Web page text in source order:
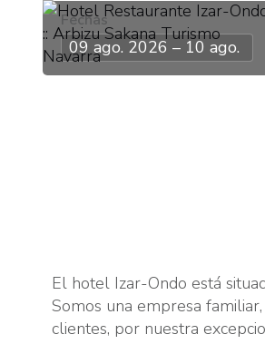
Fechas
El hotel Izar-Ondo está
Somos una empresa
clientes, por nuestra